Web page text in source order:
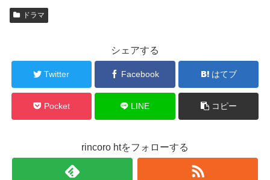
ドラマ
シェアする
Twitter Facebook はてブ
Pocket LINE コピー
rincoro htをフォローする